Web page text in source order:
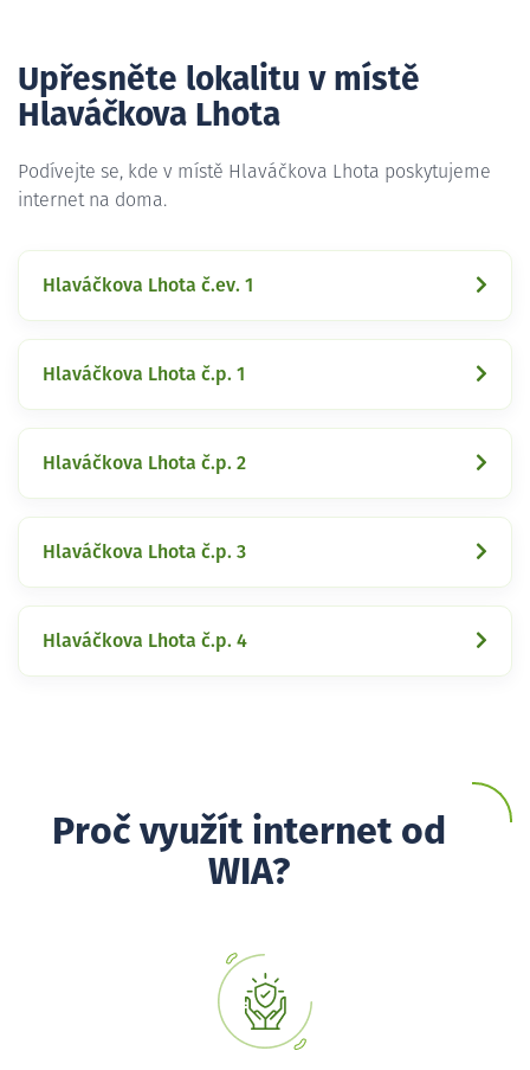
Upřesněte lokalitu v místě
Hlaváčkova Lhota
Podívejte se, kde v místě Hlaváčkova Lhota poskytujeme
internet na doma.
Hlaváčkova Lhota č.ev. 1
Hlaváčkova Lhota č.p. 1
Hlaváčkova Lhota č.p. 2
Hlaváčkova Lhota č.p. 3
Hlaváčkova Lhota č.p. 4
Proč využít internet od
WIA?